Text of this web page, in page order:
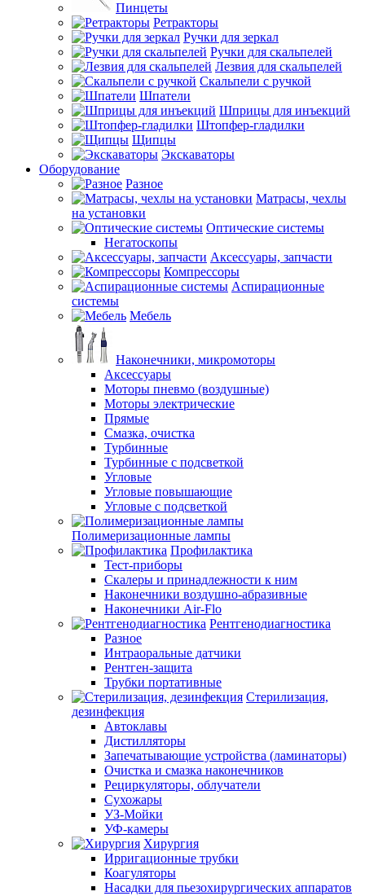
Пинцеты
Ретракторы
Ручки для зеркал
Ручки для скальпелей
Лезвия для скальпелей
Скальпели с ручкой
Шпатели
Шприцы для инъекций
Штопфер-гладилки
Щипцы
Экскаваторы
Оборудование
Разное
Матрасы, чехлы
на установки
Оптические системы
Негатоскопы
Аксессуары, запчасти
Компрессоры
Аспирационные
системы
Мебель
Наконечники, микромоторы
Аксессуары
Моторы пневмо (воздушные)
Моторы электрические
Прямые
Смазка, очистка
Турбинные
Турбинные с подсветкой
Угловые
Угловые повышающие
Угловые с подсветкой
Полимеризационные лампы
Профилактика
Тест-приборы
Скалеры и принадлежности к ним
Наконечники воздушно-абразивные
Наконечники Air-Flo
Рентгенодиагностика
Разное
Интраоральные датчики
Рентген-защита
Трубки портативные
Стерилизация,
дезинфекция
Автоклавы
Дистилляторы
Запечатывающие устройства (ламинаторы)
Очистка и смазка наконечников
Рециркуляторы, облучатели
Сухожары
УЗ-Мойки
УФ-камеры
Хирургия
Ирригационные трубки
Коагуляторы
Насадки для пьезохирургических аппаратов